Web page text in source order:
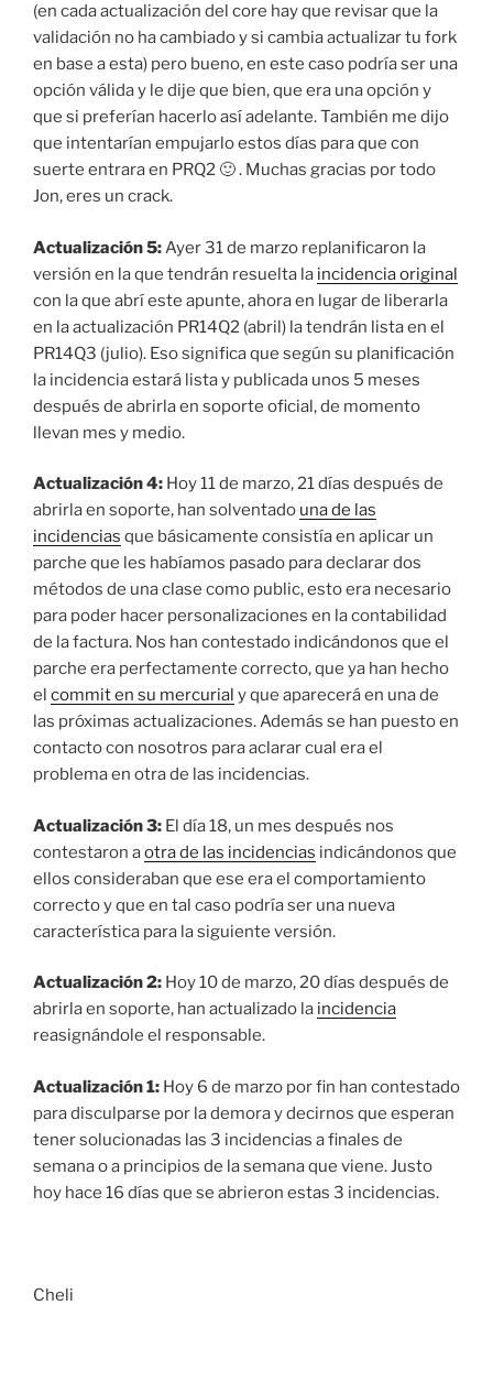
(en cada actualización del core hay que revisar que la
validación no ha cambiado y si cambia actualizar tu fork
en base a esta) pero bueno, en este caso podría ser una
opción válida y le dije que bien, que era una opción y
que si preferían hacerlo así adelante. También me dijo
que intentarían empujarlo estos días para que con
suerte entrara en PRQ2 🙂 . Muchas gracias por todo
Jon, eres un crack.
Actualización 5:Ayer 31 de marzo replanificaron la
versión en la que tendrán resuelta la incidencia original
con la que abrí este apunte, ahora en lugar de liberarla
en la actualización PR14Q2 (abril) la tendrán lista en el
PR14Q3 (julio). Eso significa que según su planificación
la incidencia estará lista y publicada unos 5 meses
después de abrirla en soporte oficial, de momento
llevan mes y medio.
Actualización 4: Hoy 11 de marzo, 21 días después de
abrirla en soporte, han solventado una de las
incidencias que básicamente consistía en aplicar un
parche que les habíamos pasado para declarar dos
métodos de una clase como public, esto era necesario
para poder hacer personalizaciones en la contabilidad
de la factura. Nos han contestado indicándonos que el
parche era perfectamente correcto, que ya han hecho
el commit en su mercurial y que aparecerá en una de
las próximas actualizaciones. Además se han puesto en
contacto con nosotros para aclarar cual era el
problema en otra de las incidencias.
Actualización 3: El día 18, un mes después nos
contestaron aotra de las incidencias indicándonos que
ellos consideraban que ese era el comportamiento
correcto y que en tal caso podría ser una nueva
característica para la siguiente versión.
Actualización 2: Hoy 10 de marzo, 20 días después de
abrirla en soporte, han actualizado la incidencia
reasignándole el responsable.
Actualización 1: Hoy 6 de marzo por fin han contestado
para disculparse por la demora y decirnos que esperan
tener solucionadas las 3 incidencias a finales de
semana o a principios de la semana que viene. Justo
hoy hace 16 días que se abrieron estas 3 incidencias.
Cheli